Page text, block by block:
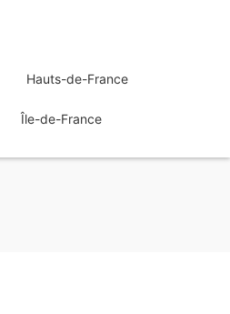
Hauts-de-France
Île-de-France